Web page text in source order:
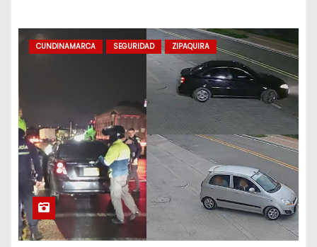
CUNDINAMARCA SEGURIDAD ZIPAQUIRA